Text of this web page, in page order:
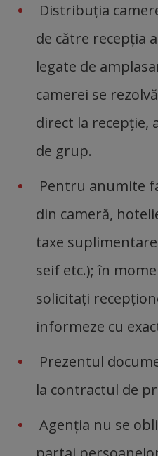
Distribuția
de către recepția
legate de
camerei se
direct la recepție,
de grup.
Pentru anumite
din cameră,
taxe
seif etc.); în
solicitați
informeze cu
Prezentul
la contractul de
Agenția nu se